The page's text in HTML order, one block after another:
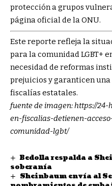
protección a grupos
página oficial de laONU.
Este reporte refleja la
para la comunidad LGBT+
necesidad de reformas
prejuicios y garanticen
fiscalías estatales.
fuente de imagen:https://24-
en-fiscalias-detienen-
comunidad-lgbt/
Bedolla respalda a
soberanía
Sheinbaum envía al